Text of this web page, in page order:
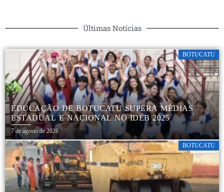
Últimas Notícias
BOTUCATU
EDUCAÇÃO DE BOTUCATU SUPERA MÉDIAS
ESTADUAL E NACIONAL NO IDEB 2025
7 de agosto de 2026
BOTUCATU